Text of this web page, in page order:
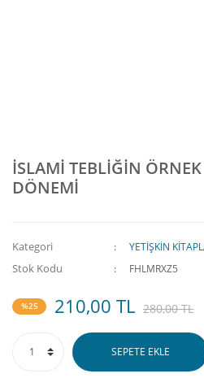
İSLAMİ TEBLİĞİN
DÖNEMİ
Kategori YETİŞKİN
Stok Kodu FHLMRXZ5
%25 210,00 TL 280,00 TL
SEPETE EKLE